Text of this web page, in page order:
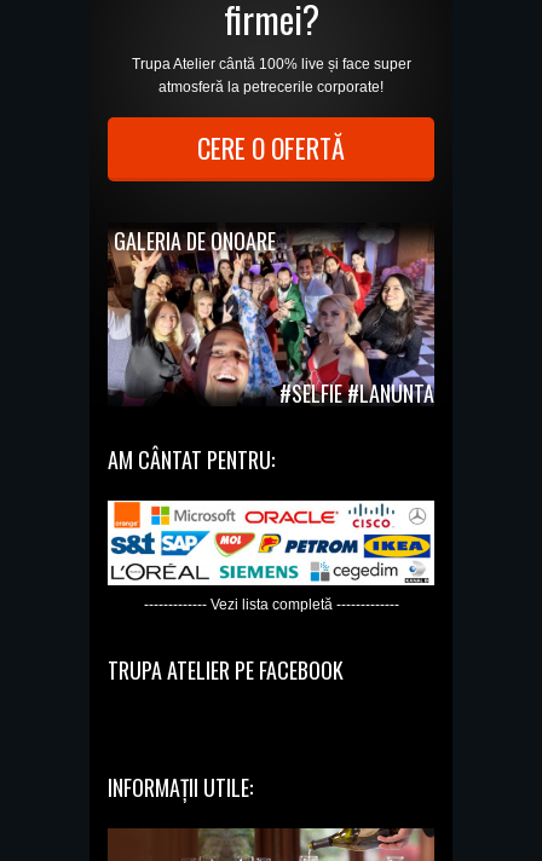
firmei?
Trupa Atelier cântă 100% live și face super
atmosferă la petrecerile corporate!
CERE O OFERTĂ
GALERIA DE ONOARE
#SELFIE #LANUNTA
AM CÂNTAT PENTRU:
------------- Vezi lista completă -------------
TRUPA ATELIER PE FACEBOOK
INFORMAȚII UTILE: